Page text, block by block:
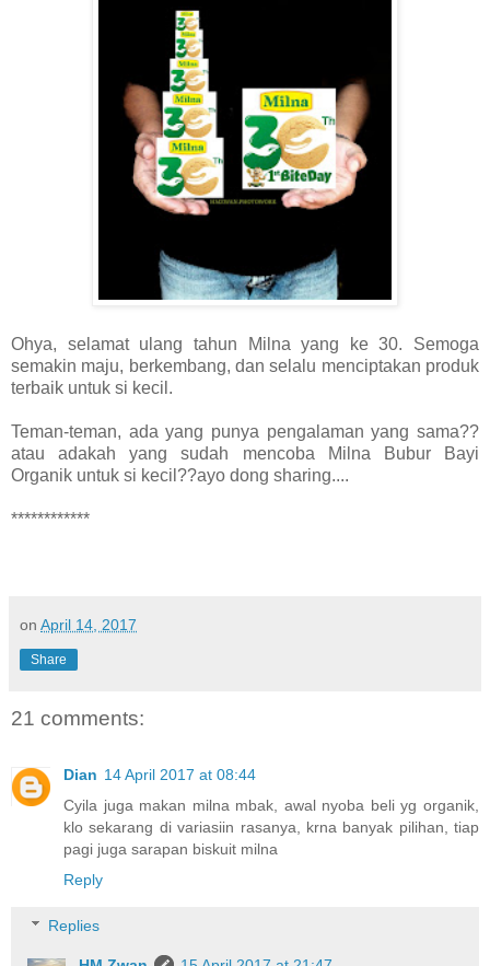
Ohya, selamat ulang tahun Milna yang ke 30. Semoga
semakin maju, berkembang, dan selalu menciptakan produk
terbaik untuk si kecil.
Teman-teman, ada yang punya pengalaman yang sama??
atau adakah yang sudah mencoba Milna Bubur Bayi
Organik untuk si kecil??ayo dong sharing....
************
on April 14, 2017
Share
21 comments:
Dian 14 April 2017 at 08:44
Cyila juga makan milna mbak, awal nyoba beli yg organik,
klo sekarang di variasiin rasanya, krna banyak pilihan, tiap
pagi juga sarapan biskuit milna
Reply
Replies